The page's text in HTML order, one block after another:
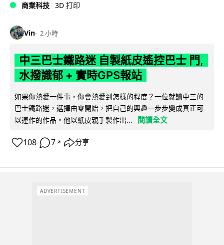
商業科技 3D 打印
Vin 2 小時
中三巴士鐵路迷 自製紙皮遙控巴士 門,
水撥識郁 + 實時GPS報站
如果你熱愛一件事，你會熱愛到怎樣的程度？一位就讀中三的
巴士鐵路迷，選擇由零開始，把自己的興趣一步步變成真正可
以運作的作品。他以紙皮親手製作出...
閱讀全文
108 7 ↗ 分享
ADVERTISEMENT